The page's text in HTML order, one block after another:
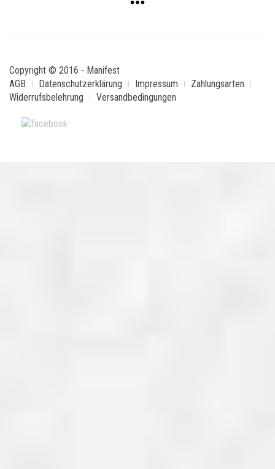
Copyright © 2016 - Manifest
AGB
Datenschutzerklärung Impressum
Zahlungsarten
Widerrufsbelehrung
Versandbedingungen